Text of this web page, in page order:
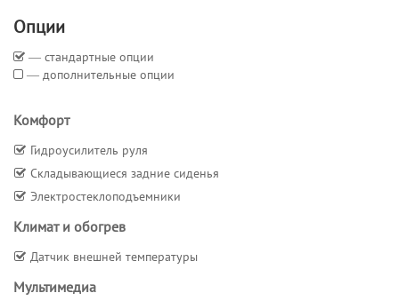
Опции
― стандартные опции
― дополнительные опции
Комфорт
Гидроусилитель руля
Складывающиеся задние сиденья
Электростеклоподъемники
Климат и обогрев
Датчик внешней температуры
Мультимедиа